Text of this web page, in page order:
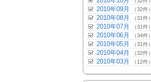
2010年09月 （32件）
2010年08月 （31件）
2010年07月 （31件）
2010年06月 （34件）
2010年05月 （31件）
2010年04月 （32件）
2010年03月 （12件）